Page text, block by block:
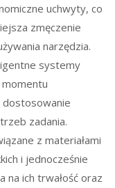
uchwyty, co
zmęczenie
narzędzia.
systemy
zadania.
z materiałami
i jednocześnie
na ich trwałość oraz